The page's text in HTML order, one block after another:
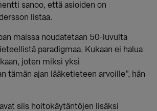
sanoo, että asioiden on
listaa.
maissa noudatetaan 50-luvulta
paradigmaa. Kukaan ei halua
joten miksi yksi
tämän ajan lääketieteen arvoille”, hän
siis hoitokäytäntöjen lisäksi